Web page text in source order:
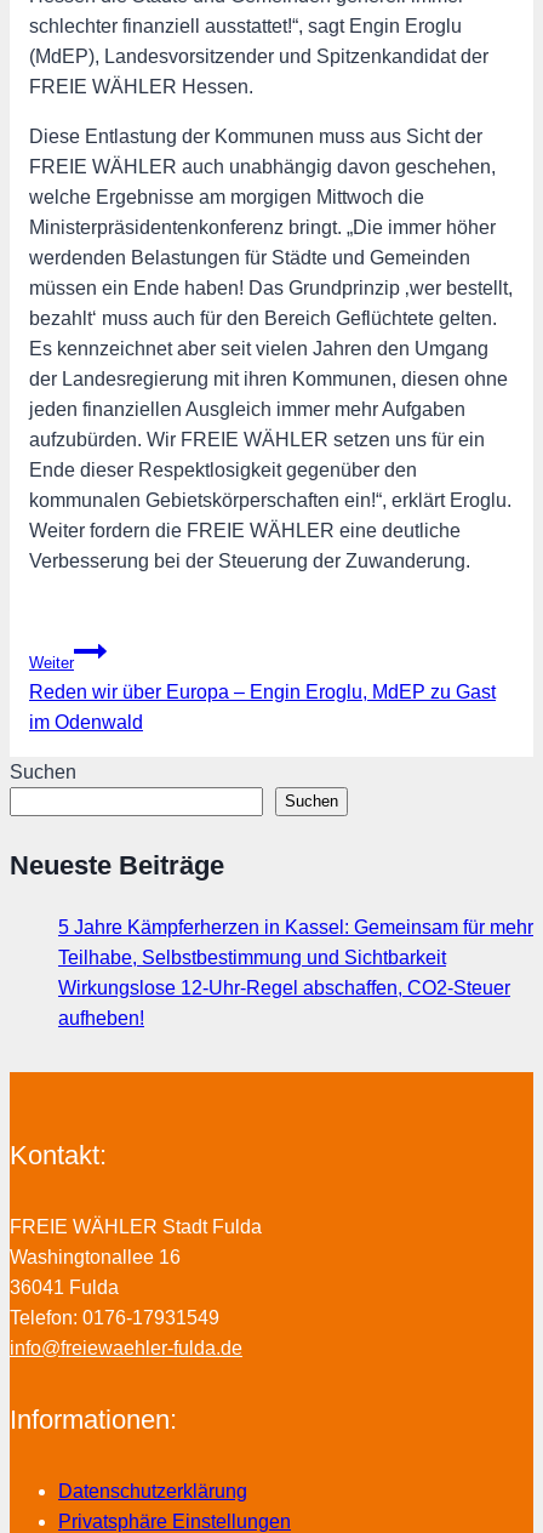
schlechter finanziell ausstattet!“, sagt Engin Eroglu
(MdEP), Landesvorsitzender und Spitzenkandidat der
FREIE WÄHLER Hessen.
Diese Entlastung der Kommunen muss aus Sicht der
FREIE WÄHLER auch unabhängig davon geschehen,
welche Ergebnisse am morgigen Mittwoch die
Ministerpräsidentenkonferenz bringt. „Die immer höher
werdenden Belastungen für Städte und Gemeinden
müssen ein Ende haben! Das Grundprinzip ‚wer bestellt,
bezahlt‘ muss auch für den Bereich Geflüchtete gelten.
Es kennzeichnet aber seit vielen Jahren den Umgang
der Landesregierung mit ihren Kommunen, diesen ohne
jeden finanziellen Ausgleich immer mehr Aufgaben
aufzubürden. Wir FREIE WÄHLER setzen uns für ein
Ende dieser Respektlosigkeit gegenüber den
kommunalen Gebietskörperschaften ein!“, erklärt Eroglu.
Weiter fordern die FREIE WÄHLER eine deutliche
Verbesserung bei der Steuerung der Zuwanderung.
Beitragsnavigation
Weiter
Reden wir über Europa – Engin Eroglu, MdEP zu Gast
im Odenwald
Suchen
Suchen
Neueste Beiträge
5 Jahre Kämpferherzen in Kassel: Gemeinsam für mehr
Teilhabe, Selbstbestimmung und Sichtbarkeit
Wirkungslose 12-Uhr-Regel abschaffen, CO2-Steuer
aufheben!
Kontakt:
FREIE WÄHLER Stadt Fulda
Washingtonallee 16
36041 Fulda
Telefon: 0176-17931549
info@freiewaehler-fulda.de
Informationen:
Datenschutzerklärung
Privatsphäre Einstellungen